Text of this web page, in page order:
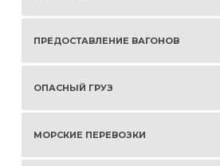
ПРЕДОСТАВЛЕНИЕ ВАГОНОВ
ОПАСНЫЙ ГРУЗ
МОРСКИЕ ПЕРЕВОЗКИ